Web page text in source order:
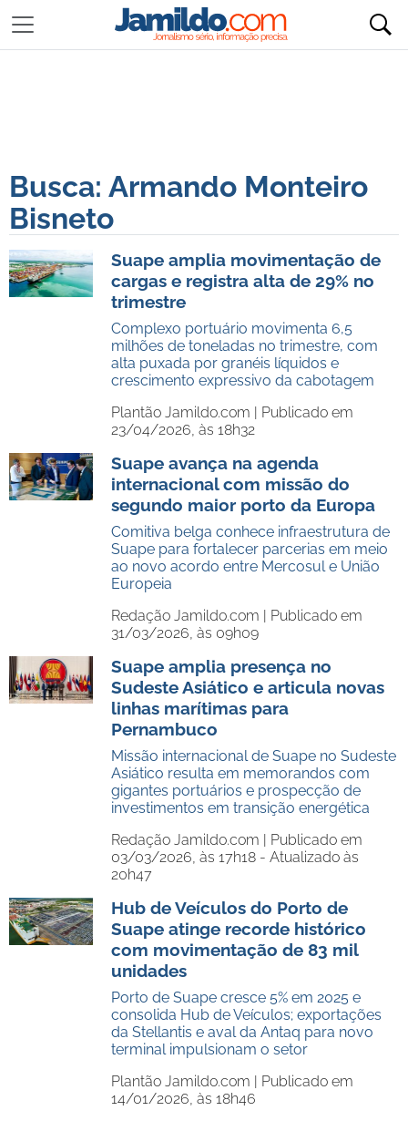
Busca: Armando Monteiro
Bisneto
Suape amplia movimentação de
cargas e registra alta de 29% no
trimestre
Complexo portuário movimenta 6,5
milhões de toneladas no trimestre, com
alta puxada por granéis líquidos e
crescimento expressivo da cabotagem
Plantão Jamildo.com | Publicado em
23/04/2026, às 18h32
Suape avança na agenda
internacional com missão do
segundo maior porto da Europa
Comitiva belga conhece infraestrutura de
Suape para fortalecer parcerias em meio
ao novo acordo entre Mercosul e União
Europeia
Redação Jamildo.com | Publicado em
31/03/2026, às 09h09
Suape amplia presença no
Sudeste Asiático e articula novas
linhas marítimas para
Pernambuco
Missão internacional de Suape no Sudeste
Asiático resulta em memorandos com
gigantes portuários e prospecção de
investimentos em transição energética
Redação Jamildo.com | Publicado em
03/03/2026, às 17h18 - Atualizado às
20h47
Hub de Veículos do Porto de
Suape atinge recorde histórico
com movimentação de 83 mil
unidades
Porto de Suape cresce 5% em 2025 e
consolida Hub de Veículos; exportações
da Stellantis e aval da Antaq para novo
terminal impulsionam o setor
Plantão Jamildo.com | Publicado em
14/01/2026, às 18h46